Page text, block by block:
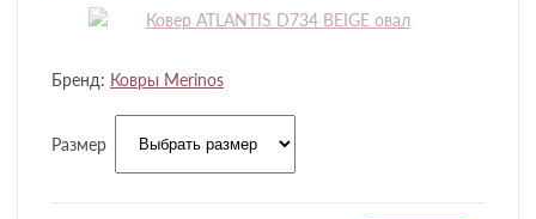
Бренд: Ковры Merinos
Размер